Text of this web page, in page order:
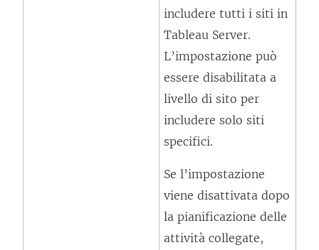
r
)
n
u
n
a
includere tutti i siti in
Tableau Server.
L’impostazione può
essere disabilitata a
livello di sito per
includere solo siti
specifici.
Se l’impostazione
viene disattivata dopo
la pianificazione delle
attività collegate,